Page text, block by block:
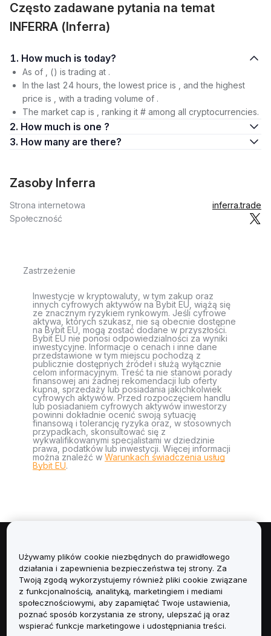
Często zadawane pytania na temat
INFERRA (Inferra)
1. How much is today?
As of , () is trading at .
In the last 24 hours, the lowest price is , and the highest
price is , with a trading volume of .
The market cap is , ranking it # among all cryptocurrencies.
2. How much is one ?
3. How many are there?
Zasoby Inferra
Strona internetowa
inferra.trade
Społeczność
Zastrzeżenie
Inwestycje w kryptowaluty, w tym zakup oraz
innych cyfrowych aktywów na Bybit EU, wiążą się
ze znacznym ryzykiem rynkowym. Jeśli cyfrowe
aktywa, których szukasz, nie są obecnie dostępne
na Bybit EU, mogą zostać dodane w przyszłości.
Bybit EU nie ponosi odpowiedzialności za wyniki
inwestycyjne. Informacje o cenach i inne dane
przedstawione w tym miejscu pochodzą z
publicznie dostępnych źródeł i służą wyłącznie
celom informacyjnym. Treść ta nie stanowi porady
finansowej ani żadnej rekomendacji lub oferty
kupna, sprzedaży lub posiadania jakichkolwiek
cyfrowych aktywów. Przed rozpoczęciem handlu
lub posiadaniem cyfrowych aktywów inwestorzy
powinni dokładnie ocenić swoją sytuację
finansową i tolerancję ryzyka oraz, w stosownych
przypadkach, skonsultować się z
wykwalifikowanymi specjalistami w dziedzinie
prawa, podatków lub inwestycji. Więcej informacji
można znaleźć w Warunkach świadczenia usług
Bybit EU.
Informacje
Usługi
Obsługa Klienta
Używamy plików cookie niezbędnych do prawidłowego
działania i zapewnienia bezpieczeństwa tej strony. Za
Twoją zgodą wykorzystujemy również pliki cookie związane
z funkcjonalnością, analityką, marketingiem i mediami
społecznościowymi, aby zapamiętać Twoje ustawienia,
poznać sposób korzystania ze strony, ulepszać ją oraz
wspierać funkcje marketingowe i udostępniania treści.